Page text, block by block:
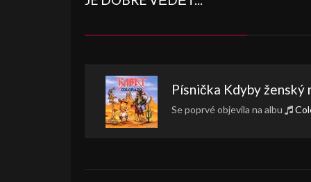
Písnička Kdyby ženský
Se poprvé objevila na albu